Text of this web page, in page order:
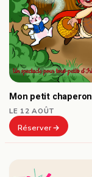
Mon petit chaperon
LE 12 AOÛT
Réserver